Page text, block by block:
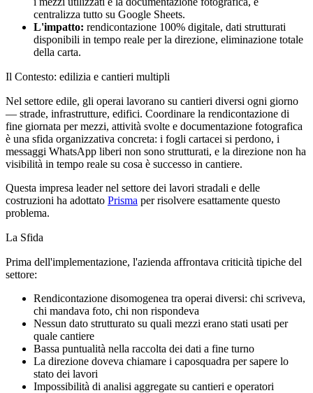
centralizza tutto su Google Sheets.
L'impatto: rendicontazione 100% digitale, dati strutturati
disponibili in tempo reale per la direzione, eliminazione totale
della carta.
Il Contesto: edilizia e cantieri multipli
Nel settore edile, gli operai lavorano su cantieri diversi ogni giorno
— strade, infrastrutture, edifici. Coordinare la rendicontazione di
fine giornata per mezzi, attività svolte e documentazione fotografica
è una sfida organizzativa concreta: i fogli cartacei si perdono, i
messaggi WhatsApp liberi non sono strutturati, e la direzione non ha
visibilità in tempo reale su cosa è successo in cantiere.
Questa impresa leader nel settore dei lavori stradali e delle
costruzioni ha adottato Prisma per risolvere esattamente questo
problema.
La Sfida
Prima dell'implementazione, l'azienda affrontava criticità tipiche del
settore:
Rendicontazione disomogenea tra operai diversi: chi scriveva,
chi mandava foto, chi non rispondeva
Nessun dato strutturato su quali mezzi erano stati usati per
quale cantiere
Bassa puntualità nella raccolta dei dati a fine turno
La direzione doveva chiamare i caposquadra per sapere lo
stato dei lavori
Impossibilità di analisi aggregate su cantieri e operatori